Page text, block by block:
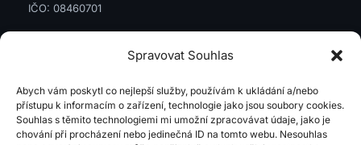
Spravovat Souhlas
Abych vám poskytl co nejlepší služby, používám k ukládání a/nebo
přístupu k informacím o zařízení, technologie jako jsou soubory cookies.
Souhlas s těmito technologiemi mi umožní zpracovávat údaje, jako je
chování při procházení nebo jedinečná ID na tomto webu. Nesouhlas
IČO: 08460701
HODNOCENÍ
Google.com